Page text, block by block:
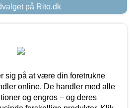
på Rito.dk
sig på at være din foretrukne
online. De handler med alle
og engros – og deres